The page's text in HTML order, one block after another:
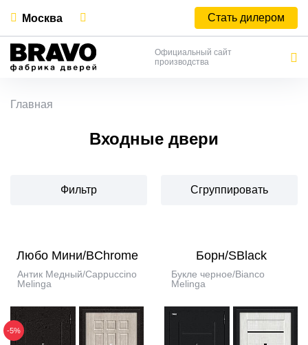
Москва Стать дилером
Официальный сайт
производства
Главная
Входные двери
Фильтр Сгруппировать
Любо Мини/BChrome
Антик Медный/Cappuccino
Melinga
-5%
Борн/SBlack
Букле черное/Bianco
Melinga